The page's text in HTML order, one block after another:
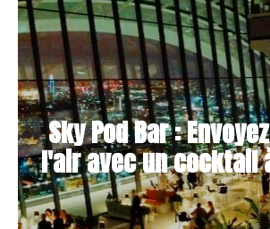
Sky Pod Bar :
l'air avec un cocktail